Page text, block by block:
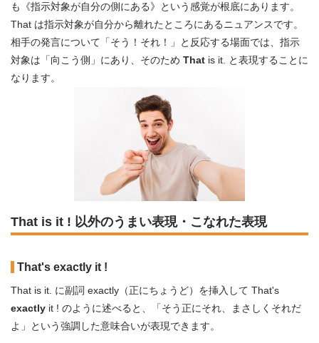
も《指示対象が自分の側にある》という感覚が根底にあります。
That は指示対象が自分から離れたところにあるニュアンスです。
相手の発言について「そう！それ！」と反応する場面では、指示
対象は「向こう側」にあり、そのため That is it. と表現することに
なります。
That is it ! 以外のうまい表現・こなれた表現
That's exactly it !
That is it. に副詞 exactly（正にちょうど）を挿入して That's
exactly it ! のように述べると、「そう正にそれ、まさしくそれだ
よ」という強調した意味合いが表現できます。